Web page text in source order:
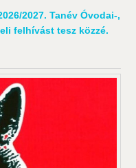
2027. Tanév Óvodai-,
felhívást tesz közzé.